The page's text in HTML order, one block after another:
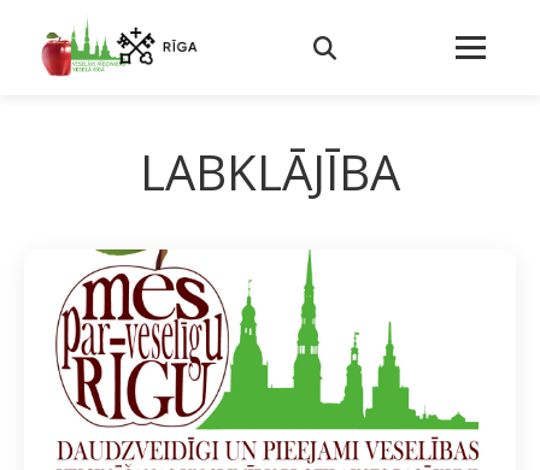
LABKLĀJĪBA